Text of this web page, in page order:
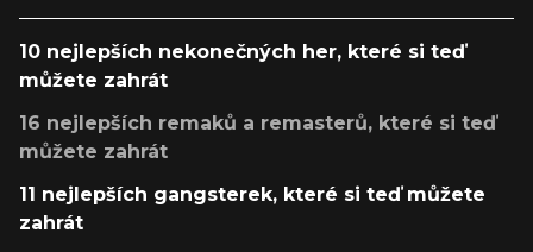
10 nejlepších nekonečných her, které si teď
můžete zahrát
16 nejlepších remaků a remasterů, které si teď
můžete zahrát
11 nejlepších gangsterek, které si teď můžete
zahrát